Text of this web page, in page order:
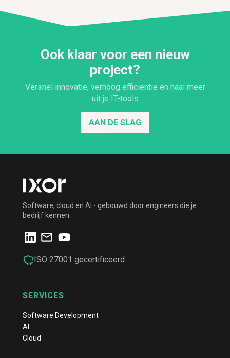
Ook klaar voor een nieuw
project?
Versnel innovatie, verhoog efficiëntie en haal meer
uit je IT-tools
AAN DE SLAG
Software, cloud en AI - gebouwd door engineers die je
bedrijf kennen.
ISO 27001 gecertificeerd
SERVICES
Software Development
AI
Cloud